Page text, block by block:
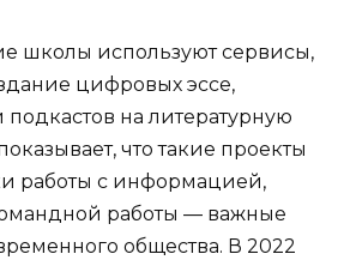
школы используют сервисы,
цифровых эссе,
на литературную
что такие проекты
работы с информацией,
работы — важные
общества. В 2022